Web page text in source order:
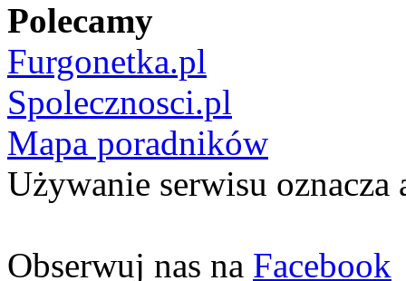
Polecamy
Furgonetka.pl
Spolecznosci.pl
Mapa poradników
Używanie serwisu oznacza
Obserwuj nas na Facebook